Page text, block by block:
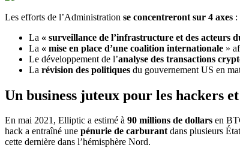
Les efforts de l’Administration se concentreront sur 4 axes :
La « surveillance de l’infrastructure et des acteurs
La « mise en place d’une coalition internationale »
Le développement de l’analyse des transactions
La révision des politiques du gouvernement US en
Un business juteux pour les hackers
En mai 2021, Elliptic a estimé à 90 millions de dollars en
hack a entraîné une pénurie de carburantdans plusieurs
cette dernière dans l’hémisphère Nord.